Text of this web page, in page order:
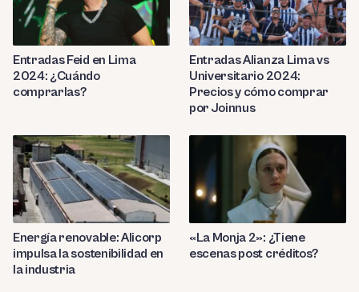
Entradas Feid en Lima
2024: ¿Cuándo
comprarlas?
Entradas Alianza Lima vs
Universitario 2024:
Precios y cómo comprar
por Joinnus
Energía renovable: Alicorp
impulsa la sostenibilidad en
la industria
«La Monja 2»: ¿Tiene
escenas post créditos?